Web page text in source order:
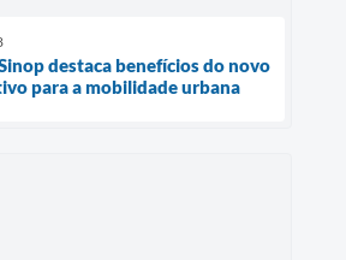
destaca benefícios do novo
para a mobilidade urbana